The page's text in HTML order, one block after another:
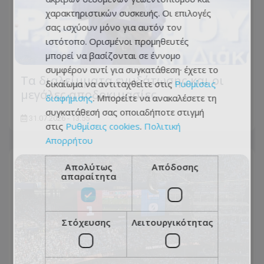
Τα διαλείμματα ενυδάτωσης και οι
μεγάλες αποδοκιμασίες
31.07.2026 - 13:55
χαρακτηριστικών συσκευής. Οι επιλογές
σας ισχύουν μόνο για αυτόν τον
ιστότοπο. Ορισμένοι προμηθευτές
μπορεί να βασίζονται σε έννομο
συμφέρον αντί για συγκατάθεση· έχετε το
δικαίωμα να αντιταχθείτε στις Ρυθμίσεις
διαφήμισης. Μπορείτε να ανακαλέσετε τη
συγκατάθεσή σας οποιαδήποτε στιγμή
στις Ρυθμίσεις cookies. Πολιτική
Απορρήτου
Απολύτως
απαραίτητα
Απόδοσης
Στόχευσης Λειτουργικότητας